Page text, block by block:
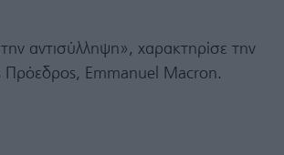
αντισύλληψη», χαρακτηρίσε την
Πρόεδρος, Emmanuel Macron.